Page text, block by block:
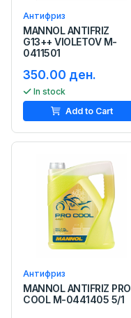
Антифриз
MANNOL ANTIFRIZ
G13++ VIOLETOV M-
0411501
350.00 ден.
In stock
Add to Cart
Антифриз
MANNOL ANTIFRIZ PRO
COOL M-0441405 5/1